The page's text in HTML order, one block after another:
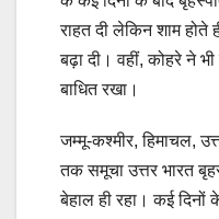
राहत दी लेकिन शाम होते
बढ़ा दी। वहीं, कोहरे ने
बाधित रखा।
जम्मू-कश्मीर, हिमाचल,
तक समूचा उत्तर भारत
बेहाल ही रहा। कई दिनों